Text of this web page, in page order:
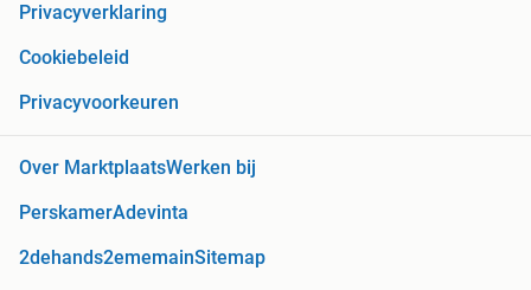
Privacyverklaring
Cookiebeleid
Privacyvoorkeuren
Over MarktplaatsWerken bij
PerskamerAdevinta
2dehands2ememainSitemap